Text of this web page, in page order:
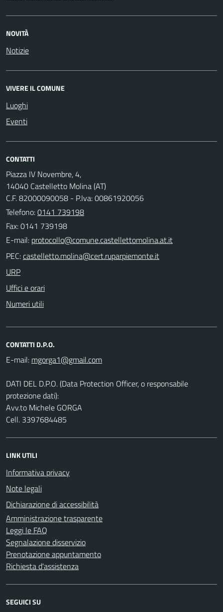
NOVITÀ
Notizie
VIVERE IL COMUNE
Luoghi
Eventi
CONTATTI
Piazza IV Novembre, 4,
14040 Castelletto Molina (AT)
C.F. 82000090058 - P.Iva: 00861920056
Telefono:0141 739198
Fax: 0141 739198
E-mail:
PEC:
URP
Uffici e orari
Numeri utili
CONTATTI D.P.O.
E-mail:
DATI DEL D.P.O. (Data Protection Officer, o responsabile
protezione dati):
Avv.to Michele GORGA
Cell. 3397684485
LINK UTILI
Informativa privacy
Note legali
Dichiarazione di accessibilità
Amministrazione trasparente
Leggi le FAQ
Segnalazione disservizio
Prenotazione appuntamento
Richiesta d'assistenza
SEGUICI SU